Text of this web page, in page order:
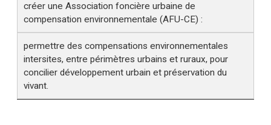
créer une Association foncière urbaine de
compensation environnementale (AFU-CE) :
permettre des compensations environnementales
intersites, entre périmètres urbains et ruraux, pour
concilier développement urbain et préservation du
vivant.